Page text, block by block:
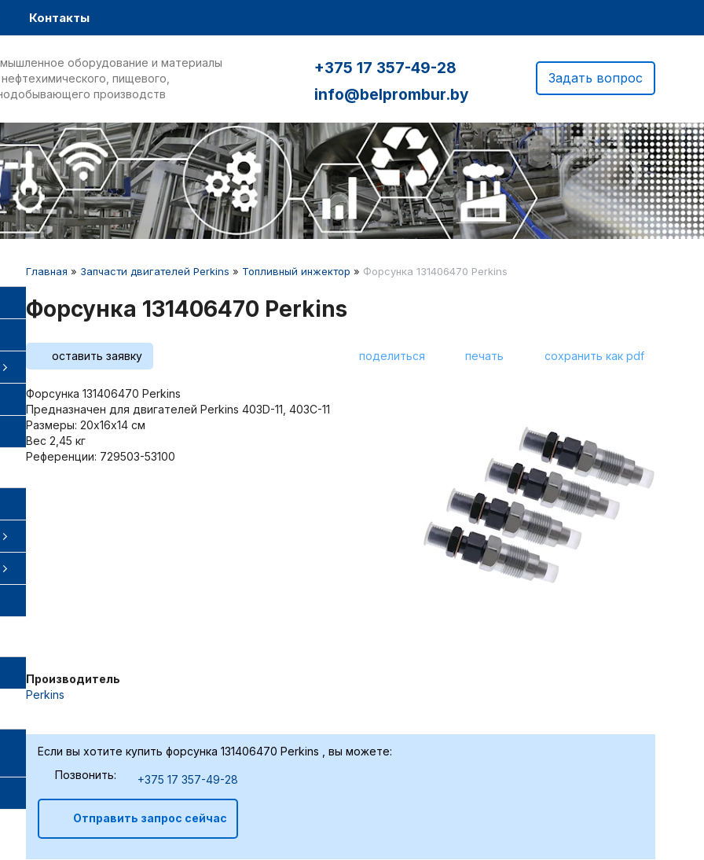
Контакты
оборудование и материалы
пищевого,
производств
+375 17 357-49-28
info@belprombur.by
Задать вопрос
Главная » Запчасти двигателей Perkins » Топливный инжектор » Форсунка 131406470 Perkins
Форсунка 131406470 Perkins
оставить заявку поделиться печать сохранить как pdf
Форсунка 131406470 Perkins
Предназначен для двигателей Perkins 403D-11, 403C-11
Размеры: 20х16х14 см
Вес 2,45 кг
Референции: 729503-53100
Производитель
Perkins
Если вы хотите купить форсунка 131406470 Perkins , вы можете:
Позвонить:
+375 17 357-49-28
Отправить запрос сейчас